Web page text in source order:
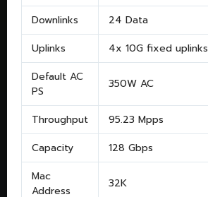
Downlinks
24 Data
Uplinks
4x 10G fixed uplinks
Default AC
PS
350W AC
Throughput
95.23 Mpps
Capacity
128 Gbps
Mac
Address
32K